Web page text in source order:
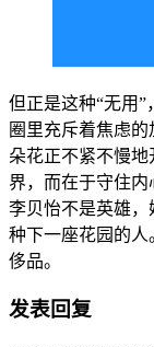
但正是这种“无用
圈里充斥着焦虑
朵花正不紧不慢
界，而在于守住内
李贝怡不是英雄，
种下一座花园的
侈品。
发表回复